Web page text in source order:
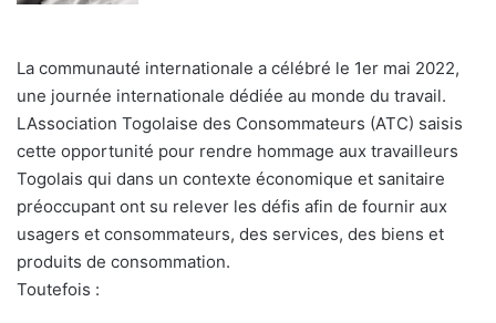
La communauté internationale a célébré le 1er mai 2022,
une journée internationale dédiée au monde du travail.
LAssociation Togolaise des Consommateurs (ATC) saisis
cette opportunité pour rendre hommage aux travailleurs
Togolais qui dans un contexte économique et sanitaire
préoccupant ont su relever les défis afin de fournir aux
usagers et consommateurs, des services, des biens et
produits de consommation.
Toutefois :